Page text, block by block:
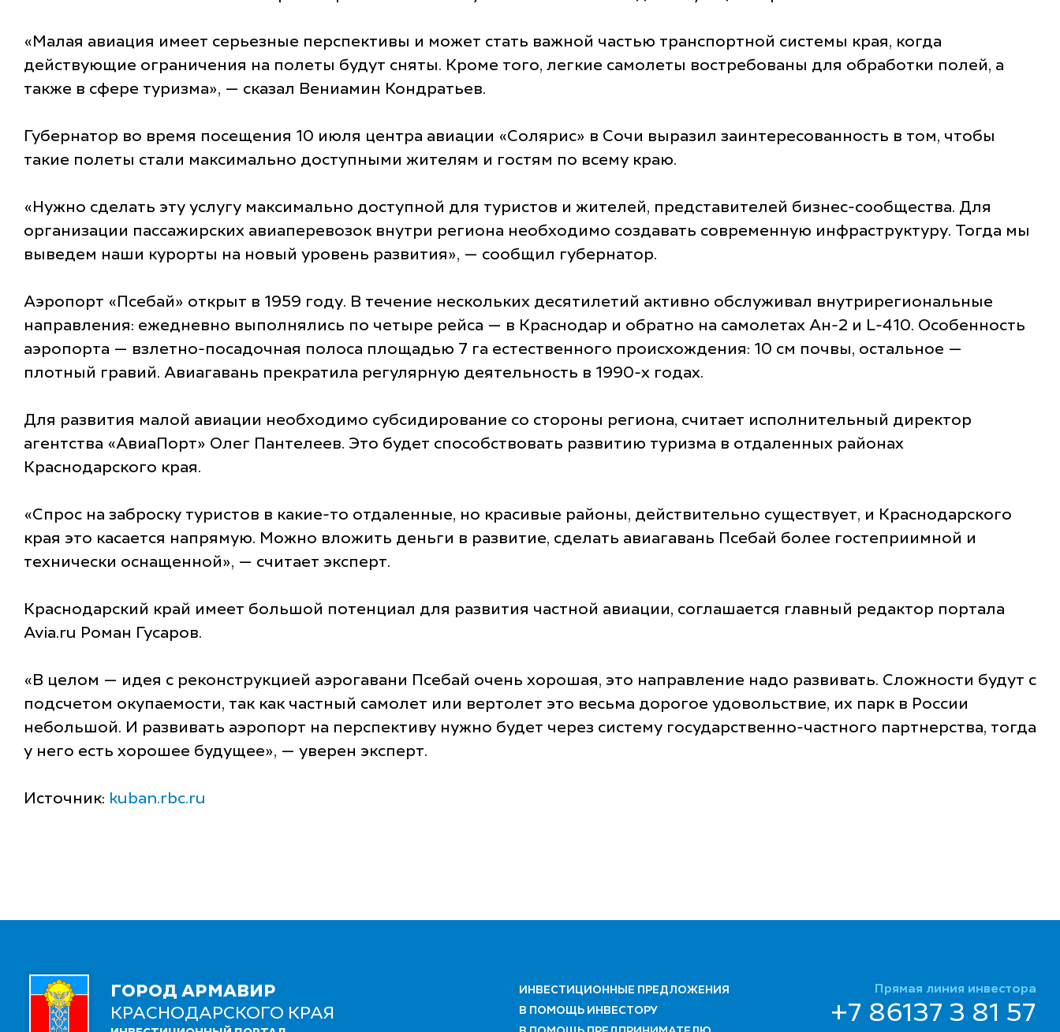
«Малая авиация имеет серьезные перспективы и может стать важной частью транспортной системы края, когда
действующие ограничения на полеты будут сняты. Кроме того, легкие самолеты востребованы для обработки полей, а
также в сфере туризма», — сказал Вениамин Кондратьев.
Губернатор во время посещения 10 июля центра авиации «Солярис» в Сочи выразил заинтересованность в том, чтобы
такие полеты стали максимально доступными жителям и гостям по всему краю.
«Нужно сделать эту услугу максимально доступной для туристов и жителей, представителей бизнес-сообщества. Для
организации пассажирских авиаперевозок внутри региона необходимо создавать современную инфраструктуру. Тогда мы
выведем наши курорты на новый уровень развития», — сообщил губернатор.
Аэропорт «Псебай» открыт в 1959 году. В течение нескольких десятилетий активно обслуживал внутрирегиональные
направления: ежедневно выполнялись по четыре рейса — в Краснодар и обратно на самолетах Ан-2 и L-410. Особенность
аэропорта — взлетно-посадочная полоса площадью 7 га естественного происхождения: 10 см почвы, остальное —
плотный гравий. Авиагавань прекратила регулярную деятельность в 1990-х годах.
Для развития малой авиации необходимо субсидирование со стороны региона, считает исполнительный директор
агентства «АвиаПорт» Олег Пантелеев. Это будет способствовать развитию туризма в отдаленных районах
Краснодарского края.
«Спрос на заброску туристов в какие-то отдаленные, но красивые районы, действительно существует, и Краснодарского
края это касается напрямую. Можно вложить деньги в развитие, сделать авиагавань Псебай более гостеприимной и
технически оснащенной», — считает эксперт.
Краснодарский край имеет большой потенциал для развития частной авиации, соглашается главный редактор портала
Avia.ru Роман Гусаров.
«В целом — идея с реконструкцией аэрогавани Псебай очень хорошая, это направление надо развивать. Сложности будут с
подсчетом окупаемости, так как частный самолет или вертолет это весьма дорогое удовольствие, их парк в России
небольшой. И развивать аэропорт на перспективу нужно будет через систему государственно-частного партнерства, тогда
у него есть хорошее будущее», — уверен эксперт.
Источник: kuban.rbc.ru
ГОРОД АРМАВИР
КРАСНОДАРСКОГО КРАЯ
ИНВЕСТИЦИОННЫЕ ПРЕДЛОЖЕНИЯ
В ПОМОЩЬ ИНВЕСТОРУ
Прямая линия инвестора
+7 86137 3 81 57